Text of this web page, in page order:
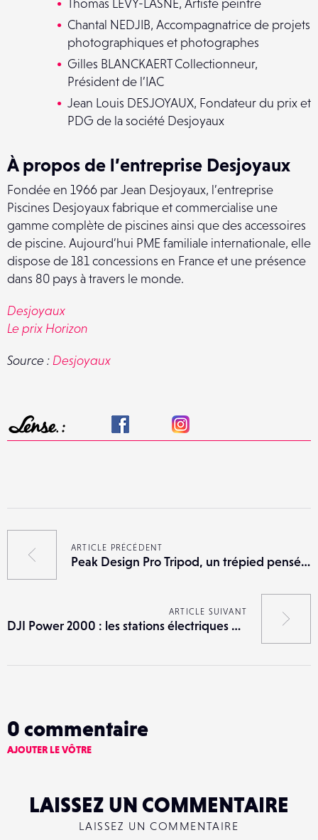
Chantal NEDJIB, Accompagnatrice de projets
photographiques et photographes
Gilles BLANCKAERT Collectionneur,
Président de l’IAC
Jean Louis DESJOYAUX, Fondateur du prix et
PDG de la société Desjoyaux
À propos de l’entreprise Desjoyaux
Fondée en 1966 par Jean Desjoyaux, l’entreprise
Piscines Desjoyaux fabrique et commercialise une
gamme complète de piscines ainsi que des accessoires
de piscine. Aujourd’hui PME familiale internationale, elle
dispose de 181 concessions en France et une présence
dans 80 pays à travers le monde.
Desjoyaux
Le prix Horizon
Source : Desjoyaux
ARTICLE PRÉCÉDENT
Peak Design Pro Tripod, un trépied pensé pour les professionnels
ARTICLE SUIVANT
DJI Power 2000 : les stations électriques portables montent en puissance
0 commentaire
AJOUTER LE VÔTRE
LAISSEZ UN COMMENTAIRE
LAISSEZ UN COMMENTAIRE